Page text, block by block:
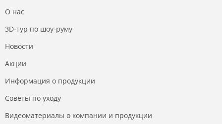
О нас
3D-тур по шоу-руму
Новости
Акции
Информация о продукции
Советы по уходу
Видеоматериалы о компании и продукции